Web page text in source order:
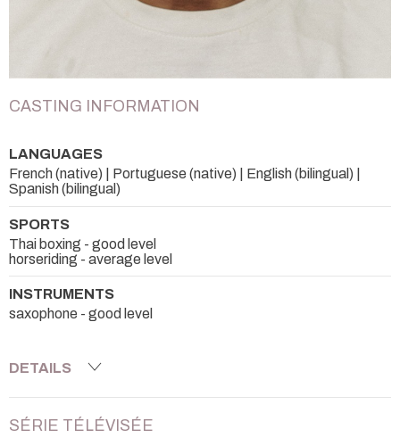
CASTING INFORMATION
LANGUAGES
French (native) | Portuguese (native) | English (bilingual) |
Spanish (bilingual)
SPORTS
Thai boxing - good level
horseriding - average level
INSTRUMENTS
saxophone - good level
DETAILS
SÉRIE TÉLÉVISÉE